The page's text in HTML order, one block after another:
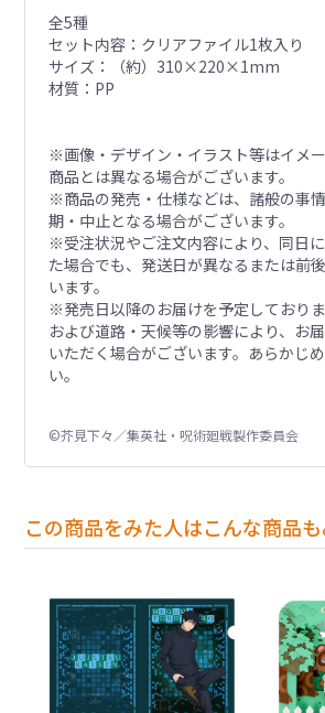
全5種
セット内容：クリアファイル1枚入り
サイズ：（約）310×220×1mm
材質：PP
※画像・デザイン・イラスト等はイメ
商品とは異なる場合がございます。
※商品の発売・仕様などは、諸般の事
期・中止となる場合がございます。
※受注状況やご注文内容により、同日
た場合でも、発送日が異なるまたは前
います。
※発売日以降のお届けを予定しており
および道路・天候等の影響により、お
いただく場合がございます。あらかじ
い。
©芥見下々／集英社・呪術廻戦製作委員会
この商品をみた人はこんな商品